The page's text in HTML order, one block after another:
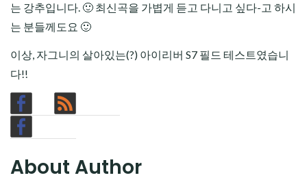
는 강추입니다. 🙂 최신곡을 가볍게 듣고 다니고 싶다-고 하시
는 분들께도요 🙂
이상, 자그니의 살아있는(?) 아이리버 S7 필드 테스트였습니
다!!
About Author